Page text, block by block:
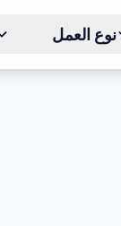
نوع العمل